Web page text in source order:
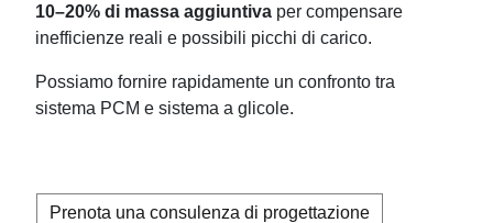
10–20% di massa aggiuntiva per compensare
inefficienze reali e possibili picchi di carico.
Possiamo fornire rapidamente un confronto tra
sistema PCM e sistema a glicole.
Prenota una consulenza di progettazione